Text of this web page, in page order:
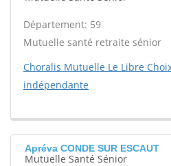
Département: 59
Mutuelle santé retraite sénior
Choralis Mutuelle Le Libre
indépendante
Apréva CONDE SUR ESCAUT
Mutuelle Santé Sénior